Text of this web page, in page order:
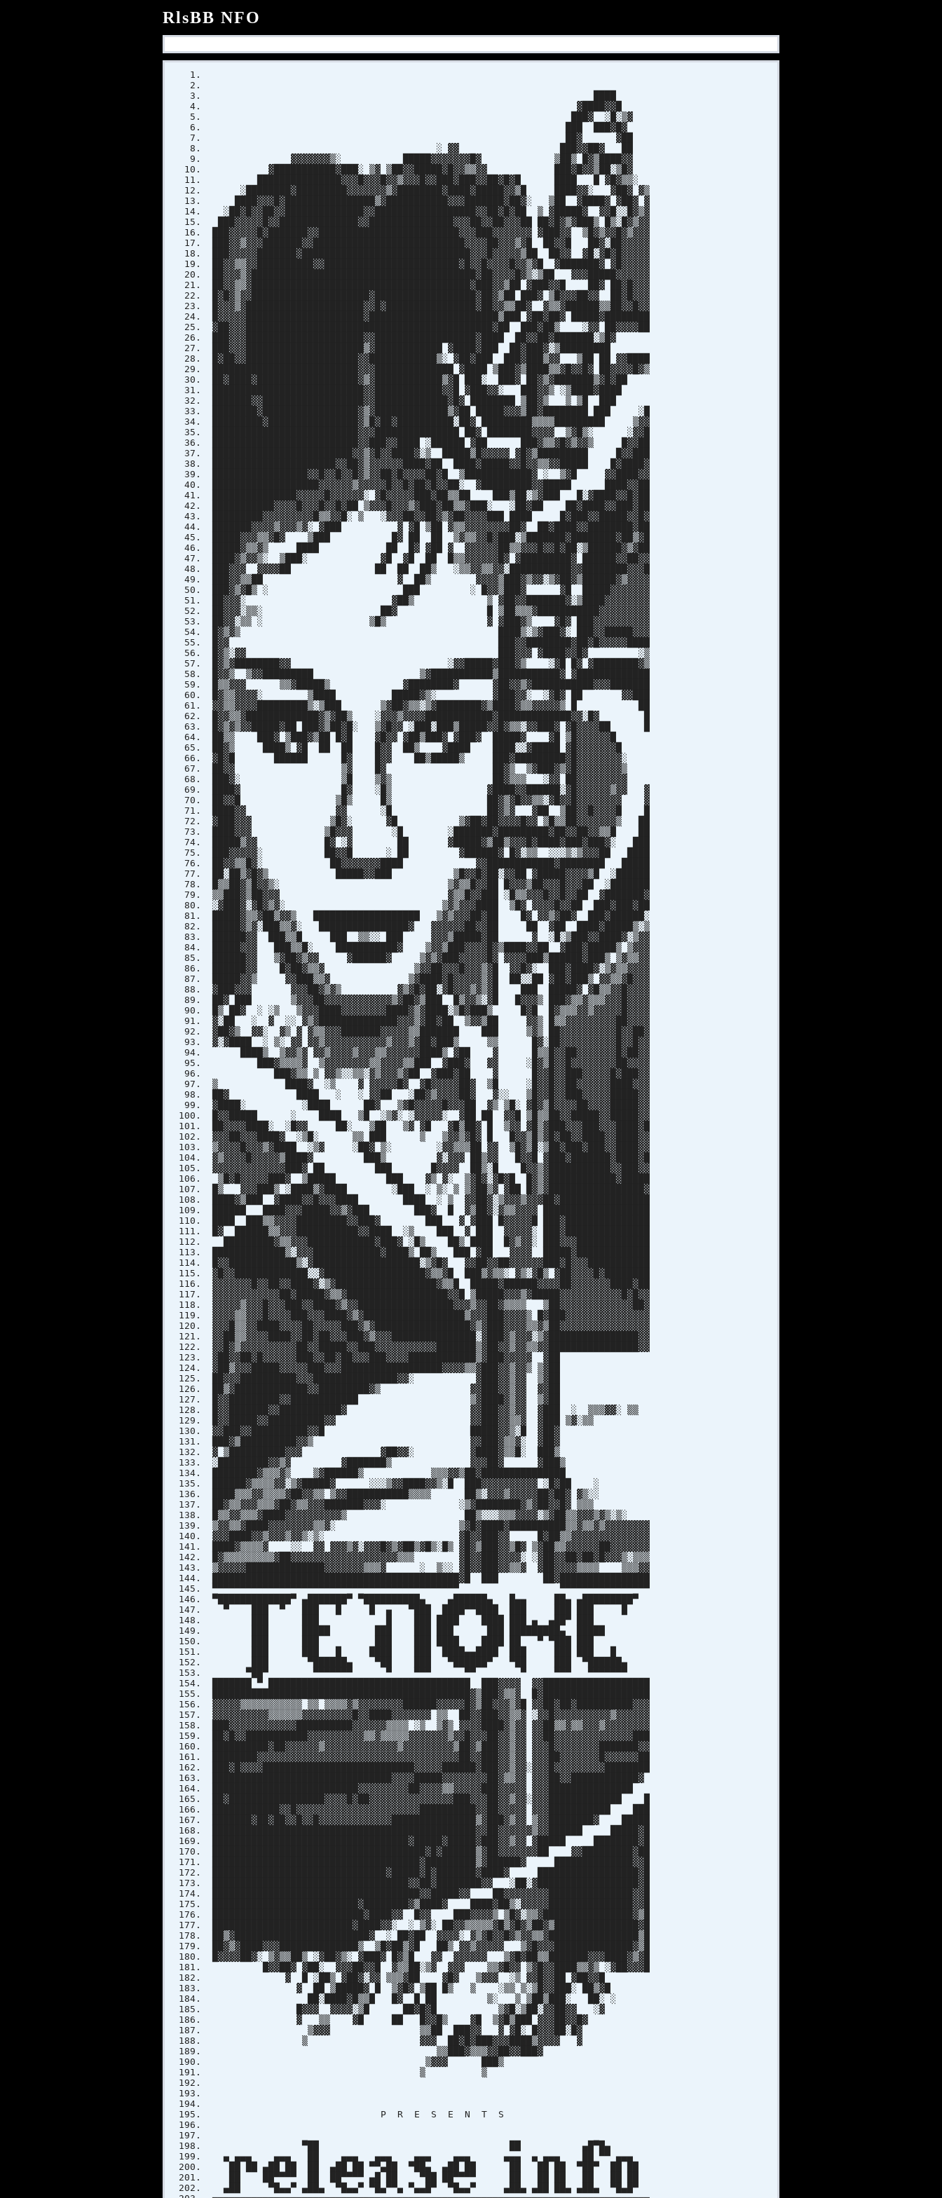
RlsBB NFO
▓████▓▓█
███▓ ░█░▒▓
███ ███▓█▓
██▓ ▓██
░ ▓▓ ███▓▓██▓ ██
▓▓▓▓▓▓▓▒░ █████▓▓▓▓▓▓▓█▓ ▒██▒ █▓▒████▓▓
▓███████████▓███░ ▒▓ ▒██▓▓█████▓█▓▓▒▒▓▓ ███▓█▓▓▒██░▒█▓
███████████████▓▓▓█▓▓▓█▓▓▒▓▓▓█▓▓███▓███▓▓██▓█▓█ ████ █ ▓█▓▒▒░
░████████▓█████████▓▓▓▓▓▓▓▒▓████████▓████▓█████▓▓▒█ ████▓▓░ ▓██▓ ▓▒
████▓▓▓█▓████████████████▒▓███████████▓▓▓███████▓██▓░ ▒██ ▓████▓ ▓██▓ ▓
░██▓█▓▓██▓▓██████████████▓▓██████████████████▓▓██▓█▓██ ▒ ▓█████▓ ▓▓█░░█▓▒▓
███▓▓▓▓▓█▓▓██████████████▓▓███████████████▓▓▓██▓▓██▓▓▓██ ██▓█▓▒▓███▒ █▒░█▓▒▓▓
███▓▓▓▓▓█▓███████▓▓█████████████████████████▓▓▓███▓▓▓▓▓▓▓ ▓███▓▓ ▒█▓▒▓▓█▓▒▓▓▓
███▓▓▒▓▓▓███████▓▓███████████████████████████▓▓▓▓██▓▓▓▒▓█ ██▓▓█ ██▓░██▓▓▓▓▓
███▓▓▓▓▓███████▓██████████████████████████████▓▓▓█▓▓▓▓▓▒██ ██▓▓ ▓█░▓█▓█▓▓▓▓▓
██▓▓▒▒▓▓██████████▓▓████████████████████████▓█▓▓█▓▓▓▓█▓▓▒▓█ ▓███████▓ ▓█▓▓▓▓▓
██▓▓▓▒▓████████████████████████████████████████▓██▓▓▓▓█▓▒░▒██ ▓▓▓█████▓▓▓▓▓▓
██▓▓▒▒▓███████████████████████████████████████▓███▓▓▒██ ▓███▓▓█ ██▓ ██▓█▓▓▓
█▓█▓▒▓▓█████████████████████▓██████████████████▓██▓▒██ ███▓ ▒█▓▓▓██▓▓ ██▓█▓▓▓
█▓▓▓▒▓█████████████████████▓▓█▓████████████████▓██▓▓▒▒██▓ ▓▒▒▓██████▒▒██▓▓█▓▓
█▓▓▓▓▓█████████████████████▓███████████████████████▒███ ▓██▓██▓ █████▓████████
▓██▓▓▓████████████████████████████████████████████▓██ ███▓██▒ ░▓▓ ██▓▓▓▓██
███▓▓▓█████████████████████▓▓██████████████████▓████ ██▓▓██▓███████░▒█▓
███▓▓▓█████████████████████▒▓████████████ ▓████▓███ ██▓███▓░▒█████████
█▓██▓▓████████████████████▓▓████████████▒░ ▓██▓███ ███▓███▒▓▓ ▒██ ██ ▓▓████
██████████████████████████▓▓▓██████████████ ▓████ ▒███▓▒████▒▒▓█▓▓█▓ ██▓▓▓▓█▓▒
██▓████▓██████████████████▓▒▓████████████▒▓█ ███░ ███▓ ██▓▒▓███████▒▓█▓██
███████████████████████████▓▓████████████▓▓█ ▓███▓▓░ ███▓▓▒ ░▒████▓████
███████▓▓██████████████████▓▓█████████████▓█▓ ████████ ▒██▓▒ ▒ ▒█ ███
████████▓█████████████████▓▒▓█████████████▒▓██ █████▓▓▓▒██▓████████ ███ ░█
█████████▓████████████████▓▒█▓██▓██████████░██▓ █████████▒▒▒▒█████████ ▒▓▓
██████████████████████████▓▓▓███████████████ ██▓ ████████▓▓▓▓ ▒▓█▒░ ░▓▓█
██████████████████████████▓▓███▓▓████ ░██████ ▓██ ███▓▒▒▓█▓▒▓▓▒ █▓▓██
█████████████████████████▓▓▒▓█▓▓████▓░▒ █████▒█▓▓▓▓▓ ▓█▓▒█████████ █▓▓███
██████████████████████▓▓██▓▒▓▓▓▓▓▓████▓██ ████▓█████▓▓█▓▓▒▒▓▓█████ █▓████▓
█████████████████▓▓█▓▓█▓▓█▓▒▓▓██▓█▓▓▓▓██▓█ ▒████████████▓ ░ ▒▓█ ▓▓████▓▓
███████████████████▓▓▓▓▓▓▒▓▓▓▓▓█▓▓█▓██▓█▓▓██░ ▓█████████▓▓█████ ████▓▓██
███████████████▓▓▓▓▓█▓▓▓▓▓▓░ ▓█▓▓▓▓▓███▓██▒▒██ ███▒██░▒▓███ █░▓████▓▓█▓██
███████████▓▓▓▓█▓▓▓█▓▓█▓██ ▒▓▓▓█▓▓▓▒▓███▓██▒▒▓███░ ░██▓██ ██▓████▓▓███▓██
█████████▓▓▓▓▓▓▓▓▓█▒▒▓▓█░ ▒ ░▓▓▓██▓▓██▓▒▓██▓▓▓▓███ ████ █▓███▓▓█████▓▓█▓
███████▓▓▓▓▒▓▓▓▒▓░ ▓███ ▓ ▓█ ▒██ ▓▒▒▓▓▓▓▓▓▓▓██▓ ██▓████▓▓████████▓██
█████▓▓▓▒▒▓█▓ ▒███ █▓ ██ ██ ▒▓▒▒▓▓█▓███░▒███████▓████████▓██▒▓█
█████▓▒▒▓▒ ████ ██ █▓ ▓██ ▓ ▓▓▓▓▓▓██▒▒▓▓▓█▓▓█▓██░▒██████▓▒▓██
████▓▒▓▓▒░ ▒███░ ▓█ ▓█ ██ █▒▒▓▓▓▓▓▓█▓ ▓█████████▓ ██████▓▓██▓▓
███▓▓▓ ▓▓▓▓██ ██ ██ ██▒ ░▒▒▓▓▒▒▓▓░███████████▓▓████████▓▓▓█
███▓▓▒▒██ ▓ ██▒ ▓▓▓▓▒███▓▒▓▓░▒▓██▓▒██████▓▒▓▓▓▓
███▓▒▓█▒ ░ ███ ░ █▓▓▒███▓ ▓█ █████▓▓▓▓▓▓▓
██▓▓▓░ ▓██▒ ▒ ▓██▓▓███████▓░▒████▓▓▓▓▓▓▓▓
██▓▓▓░▒▒░ ██▓ █ ▒██▒▒▒▓███████████▓▓▓▓▓▓▓▓▓
██▓▓░▒▒ ░ ▒█▒ ▓ ▓███▓▒ ▓█▓ ███▓▓▓▓▓▓▓▓▓▓
█▓▒▓▒ ████▒░▒▓███▓░ ███▓▓█████▓▓▓
█▓▓ ███▓▓████████▓██▓█▓▓▓▓▓████
█▓▒░▓▓ ███▓▓▓ ▓████▓▓█▓ ░▒
█▓▒▓████████▓▓ ░▓▓█████▓███▓▒ ░▓█ █▓ ▓████████▓▒
█▓▓▒ ▒▓▓█████████ ▒▓███████████▒███████████▓ ▓█████████████
█▒▒▓▓▓ ▒▒▓█████▒ ▓████████▓ ▓██▓▓▒▓███████████▓▓▓███████
█▓▒▒▓▓▓▓░ ▒████ █████▓▒░ ▓███▓▓░ ░▓█▓ ██ ▓▓███
▓▓▒▒▓▓▓▓█████████▒░▒███ ▒▓██▓▒▒░▒▓████████▓▒████▓▒▒▓▓▓▓▓▒ █ ██
█▓▓▒▒▓█████████████▓▒▓██▒ ░▓▓▓▒▓▓▓▓████████████▓█████████████▓▓░█▓ █
█▓▒▓▒▓▓█████▓██ ███▓▒██▓█░ ▒▓█▓▓ ░███░███▒█████▓▓█▓▒▒░▓▓███▓ ▓█▓▓▓▓██ █
██▒▒ ███▓ ▒███▓▒██ █▓█ ▓█▓▓ ▓██▒███▓ ▓███▓ █████▓ ▓█ ▒█▓▓▓▓▓▓█
██▓▒ ████▒ ▓█ ██ ██ █▓▓ ██▒ ▓████ ████░░▓█████ ▓█▓▓▓▓▓▓▓█
▓█▓█ ██████ █▓ █▓▓ ██▒█████▒ ███▓█████████▓█▓▓▓▓▓▓▓▓░
██▓▓ ▒▓ █▓ ██▓▒ ▒▓███▓▒▓█▓▓▓▓▓▓▓▓▒
███▓░ ▒█ ▒▓▒ ██▓▒▒▒ ░▓▓ ██▓▓▓▓▓▓▓▓▓
████▓ █▓ ░█▒ ▓████▓▓██████░▓█▓▓▓▓▓▓▒▓▓ ▓
██▓▓█ ▒█▒ █▒ ██▓▒▓█▓▓▒▒░▓█▓▓█▓▓▓▓▓▓▓▓ ▓
████▓▓ ▓▓ ░█ ██▓▒▓ ▓██ ▒██▓▓█▓▓▓▓█ █
▓███▓▓▓ ▒█▓░ ▓█ ▒▓██▓██▓▓▓▓█▓▓ ▒█▒▒██▓▓▓▓▓▓▓▒ ██
████▓▓▓ ▒█▓▓▓ ░█ ░███████▓█████████▓██▓▓██▓▓▒▒█ ██
█████▒▓▓ █▓ ░▓ ██ ▓█████▓▒██▒▓▓▓█▓████▓███▓███▓░ ███
███▓▓▓▓▓░ ██▓▓█ ░ ██ ▓██████▓ █▓░▒▒ ░░░▒░▒▓▓▓██ ████
██▓▓▒▒█▓░ ██▓▓▓▓▓▓▓████ ▓▓████████████▓████████ █████
██░██▒▓█▓▒ █████▓▓███ ▒█▓▓█▓██░▓▓██ ▓█████▓▓▓▓▒█ ░██████
█▒▒██▓▒█▓▓▒░ ▒▓▒▒█▓▓██ █▓▓▓▒██▓▓▓█▓▓▓██ ░███████
▒▒███▓▒██▓▓▓ ▓▒▒█▓▓███ ░█▒▒▓▓▓█▓▓█▓▓██ ▓███████▓
░▓███▓░▓█▓▒▓░ ▒▓▒▓▓▓████ ▒█▓ ▓▓▓▓█▓▓██ ███▓███▓██
█████▓▒▒▓██▒▓▓▒ ███████████████████ ▒▓▒▓▓▓██▓██ █▓ ▓▓▒▓██▓ ███▓██████░
█████▓▒▓░███▒▒▓░ ████████████████▓ ▓▓▓▓▓▓██▓▓██ ██ ▓██ ████▓█████▒░▒
██████▓▓ ███▒▒█ ███ ▒▒░░ ███ ▓▓▓▒█████▓██ ▓ ░█░▒███▓▓████▓░▒▓▓
█████▓▓▓ ███▒▒█░ ███████████▓ ▒▓▓▒███▓▓▓▓█▓▒████▓▓██ ▓███▓█████▒ ▒▓▓▓
██████▓▓ ▒▓██▓▒▓▓ ▓██████▓ ▒▓▒▓███▓▓▓▓▓█▓ ▓▓▓▓███▒██████▓███▒ ▒▓▒▒▓▓
██████▓▓ █▓██▓▒▒▓ ▒▓▓██▓▓▓█▓▓▓▒▓█ ▓▓█▓░ ███▓████▓░▒▓▒▒▓▓▓▓
█████▓▓▒ ▓▓███▒▒▓ ▒▓████▓█▓▓▓▓▓▒▓█ ██░░██ ▓██▓███▒ ▓▓▒▒▓█▓▓▓
▓███▓▓▓ ▓▓▓██▓▒▓▒ ▓▒▓█▓██░▓█▓▓▓▒▓▒▓█ ███ █████▓ ▓█▒▒▓▓█▓▓▓▓
██▓ ███ ▒▓▓▓██▓▓▓▓▓▓▓▓▓▓▓▓▒▓██▓▒███ █▒▓▓▒░▓█ █▓▓▓▒ ███▓▒▒▓▒▒▒▓▓▓█▓▓▓▓
█▒ ██▓ ░ ░▒ ▒▓▓▓████▓▓▓▓▓▓▓▓████▓▒▓████░▒█▓███▒ █▓█ █▓▒▒▒▓▓▒▓▓▓▓▓█▓▓▓▓
▓░██ ░ ▓ ░░ ▓▒▓██████████████▓▓▓▒▓██▓██ ▒▓▓▒██ ▓▓▒ █▒▒▓▓▓▓▓▓▓▓▓██▓▓▓▓
▓██▓▒ ▓▓░ ▓▒ ▓ ▓▒▒▓▓▓███████▓▓▓▓▓▒▒███████ ███ ▒▓▒ ██▓▓▓▓▓▓▓▓▓▓█▓▓██▓
▓░▓████ ░ ▒░ ▓▓ ▓▓▒▓▓▓▓▓▓▓▓▓▓▓▒▓▓▓▒▓██▓███▒ ▒▒ █▓░██▓▓▓▓▓▓▓▓▓▓█▓▓█▓▓
████▒ ▒▓▓▒▓ ▓▓▒▓▓▓▓▒▓▓▓▒▒▓▓▓▓▓▓████▒ ▓██ ▓ █▒▒█▓▓██▓▓▓▓▓▓▓█▓██▓▓
███▓▒▒▒▒▓ ▒▓▓▓▓▓▓▓▓▒▒▓▓▓▓▒▒███ ▓███▓ ▓▓ ░█▓▒█▓▓█▓▓▓▓▓▓▓▓██▓▓▓▓
███▓▒▒ ▒ ▓▓▒░░▒▒░▓▒▓▓▓▒▓██ ▓███▓██ ▓ █▓▓█▓▓███▓▓▓▓▓█▓███▓▓
▒ ████▓ ░▒ ▓ ▓▓▓▓▓█▓ ▓█▓▓▓▓▓██▓ ▒█ ░█▓▓█▓▓██▓▓▓▓▓▓████▓▓▓
██▓ ████ ░ ░ ▓▓██ ░██▓▒▓▓▓▓██▓ ▓░░ ▒█▓▓█▓▓███▓▓▓▓▓█████▓▓
▓████░ ░████ ██▓ ▒▓█▓▓▓▓▓█▓▓▓██ ▓▒ ▒█░ ▓█▓▒█▓▓▓▓██▓▓▓▓█████▓▓
█▓▓█████ ░ ████ ▒█ ░▒▓░ ░▓▓▓▓▓░ ▓██ ██ ▓▓█ ▒█▒▒██▓▓█████▓▓█████▓▓
██▓▓▓▓████░ ░█▓▓ ██░ ▒██ ▒▓ ▓█ ▓█▒██▓ █ ▒▓▓ ▓█▒▓███▓▓▓███▓▓▓████▓█
▓▓▓██▓▓▓████▓ ░▒█░ ▒▒ ███ ▒ ▒▓▓▒▓█▓ █ █▓▓▒█▒▓█▓██▓▓████▓▓████▓▓
▒▓▓▓▓█▓▓▓▒▓████ ░▒▓ ░██▓ ▒░ ░▓▓▒▒▒██ ▓▓ ▒█▓▒█░▒██▓███▓███▓▓████▓▓
▓▒▓▓▓▓█▓▓▓▓▓▒████▓ ███▒ ▓░▓▓▓ ██▒▓▓ █▓▓█ ▓███▓███████▓████▓█
▓▓▓▓▓▓▓▓▓▓▓▓▓███▓ ██ ███ █▓▓▓▓ ██▒░█ █▓▓▒▓███████████▓▓███▓▓
▒█▓█▓▓▓▓▓███▓ ▒█████ ███ ▓▒ ▓░ ▒▓█▓░▓█▓█ █▓▒▓████████████▓█████
█▒ ▓▓▓███▒ ░████▒▓████ ░███ ░ ▒░ ▒ ▒▓██▒▓ ▓██ █▓▒▓█████████████████▓
████▓▒███ ▓████▓▓█▓▓▓████ ████ ░ ▒ ▓▓██▓░▒▓▓▓▒▓▓▓██▓████████████████
██████ ████▓▓▓█████▓▓▒▓███ ███▓ █ ▓▒██▓░▓▒▒▓▓▓▓ ███████████████████
████ ███▒▒▓▓▓▓█████████▓▓███▓ ███ ▓ ▓███ █▓▓▓▓▓█ ███▓███████████████
█▓ ██████▒▒▓▓▓███████████▓▓████ ░▒ ███ ▓ ███ ▓▓▓▓▓░ ███▓███████████████
█████████▓▒▒▓▓▓████████████▓███▓ ░█▒ ██▒ ████ █▓▒▓▓░ ███▓▓▓█████████████
█████████████▒░▓▓▓████████████▓████▒ ██▒ ███ ▓██ ▓▓▓▓ █████▓█████████████
█▓▓████████████▒░▓███████████████████░▒▓█▓ ▓▓██▓▓██▓▓▓▓▓▓███▓█▓▓▓███████████
▓█▓▓█████████████░░▓██████████████████▓▒▒▓█ ███▒▓▒▒░ ▓▒░▓█▒ ▓██▓▓▓▓█▓████████
▓▓▓▓▓▓▓█▓▓██▓▓████▓░▒▓██████████████████▓▒▒█ █████▓██████▓▓▓▓██▓▓▓▓▓▓▓████▓██
▓▓▓▓▓▓▓▓▓▓▓▓██▓█████▓▒▒▓██████████████████▓▓█ ▒█████▓▓▓▒▓█████▓▓▓▓▓▓▓▓▓▓▓█▓█▓▓
▓▓▓▓▓▒▓▓▓█▓▓▓███▓▓████▓▒▓▓█████████████████▓▓▓▒▓▓██▓▒▒▒▒ ▒██▓▓▓▓▓▓▓▓▓▓▓▓▓██▓
▓▓▓▓▒▒▓▓▓█▓▓▓▓███▓▓▓████▓▒▓██████████████████▒▓▓▓███▓▓▓▓▒ █▓███▓▓▓▓▓▓▓▓▓▓▓▓▓▓▓
▓▓▓█▒▒▓▓████▓▓▓▓██▓▓▓▓▓███▓▒▓█████████████████▓▒▓███▓▓▓▓▒▒▓▒██▓▓▓▓▓▓▓▓▓▓▓▓▓▓▓▓
▓▓██▒▒▓▓▓▓████▓▓██▓██▓▓▓███▓▒▓▓▓███████████████░▓███▓▒▓▓▓░▒▓████████████████▓▓
▓▓█▓▒▓▓▓▓▓▓▓▓▓▓██▓▓█████▓▓███▓▓▓▓▓▓▓▓▓▓▓███████▒▓██▓▓▒▓▓▒▒▓▓████████████████▓▓
▓██▓▓██▓█▓▓▓▓▓▓███▓▓██▓██▓▓▓███▓▓▓▓████████████▒▓███▓▓▓▓▓ ▓██
▓██▒▓▓▓█████▓▓▓▓▓███▓▓▓██████████████████▓▓▓▓▒▒▓███▓▓▒▓▓▒ ▒▓██
██▓▓▓██████████▓▓▓███████████████▓▓░ ▓███▓▓▒▓▓ ▒▓██
██▒▓█████████████▓▓█████████▓▒ ▓▓███▓▓▒▓▓ ▓▓██
█▓▓█████████▓▓████████████ ▒▓████▓▒▓▓ ▒▓██
█▓▓███████▓▓███████████▓ ▓▓███▓▓▒▓▓ ▓███ ░ ▒▒▒▓▓░ ▒▒
█▓▓█████▓▓██████████▓▓ ▓▓███▓▓▒▒▓ ▓███ ▒▓░▒▒
▓▓███▓▓██████████▓▓█ █████▓▓▒░█ ▓██▓
███▓▒██████████▓▓▒ ▓▓███▓▒▒▓░ ▓██▓
▓ ▒██████████▓▓▓ ▓██▓▓░ ▓████▓▒▒█░ ███▒
░█████████▓▓▒▓ ▓███████▒ ▓▓▓██▓ ▓███▒
████████▓▒▒▒▓▒ ▒▓██████▒ ▒▒▒▓▓▒██▓███████████████
██████▓▒▒▒▒▓▓░▒▓█████▓ ░░░▒▓▓████▓▓▒░█ ███▓▓▓▓▓▓▓▓▓▓ ░█▓██ ░
████▒▒▒▓▓▒▒▒▒▓██▓▓▒▒ ▒▓▓███████████▒▒▒▒ ██▒░▓▓▓▒▓▓▓▓▓██▓██▓ ▓▒░░
██▓▒▒▓▓▓▒▒▒▓██▓▒▒▓▓▓███████▓▓▓░ ░▒▓████████▓▒▓██▓▓█▓ ▒▒▒
█▒▒▓▓▒▒▒▓████▓▓▓▓▓▓▓▓▓▓▒ ██▒░░░▒▒▒▓▓▓▓░▒▓██▒▒▓▓▓▒▓▒░▒░
▒▓▓▒▒▓████▓▓▓▓▓▓▓▓▒▒▓░ ▒▓█▓████▓██████████▒▒▓▒▒▓▒▓▓▓▓▓▓▓▓
▓▓▓████▓▓▒▓▓▓▒▓▓▒░▒░ ▓█▓▓███▓▓ █▓██▒▒▓▓▓▓▓▓▓▓▓▓▓▓▓▓
████▓▒▒▒▒▓ ░░ ▓▓ ▓▓▓▒▓░▓▓▓█▓▒▓██▒▓█▒░█▒ ▓█▓▒███▓▓▒█▓ ▒▓██▒▒▓▓▓▓▓▓██▓▓▓▓▓▓▓
█▓▒▒▒▒▒▒▒▒▒▓██▓▓▓▓▓▓▓▓▓▓▓▓▓▓▓▓▓▓▓▒▒▒ ▓█▓▓███▓▓▓▓░ ░▓██▓▓██▓██▓█▓▓▓▒░▒▒▒
▒▓▓▓▓▓██████████████▓▓▓▓▓▓▓▒▒▒▓ ░ ▒░░ ▓█▓▓███▓▓▒▒▓ ▓██▓▓▓▓▒▒▒▒ ▒▒▒▓▓
████████████████████████████████████████████▓█ ███ ██▓████████████████
▀▀▀▀▀▀▀▀▀▀▀▀▀▀▀▀▀▀▀▀▀▀▀▀▀▀▀▀▀▀▀▀▀▀▀▀▀▀▀▀▀▀▀▀ ▀▀▀▀▀▀▀▀▀▀▀▀▀▀▀▀
▀█████████████▀ ▄███████▀ ▀██████████▄ ▄██████▄ █▄▄ ██▄ ▄█████████▀
▀ ███ ▀ ███ █ █ ▄ ▀███ ████▀▀████ ███ ███ ███ █
███ ███ █ ███ ████ ████ ███ ▄ ▄██▀ ███
███ █████ ███ ███ ███ ███ █████████▄ █████
███ ███ ███ ███ ████ ████ ██ ▀ ▀███ ███
███ ███ █ ████ ███ ████▄▄████ ███ ███ ███ █
███ ▀██████▄ ▀██ ███ ▀██████▀ ▀██ ███ ▀██████▄
▀██▀ ▀▀▀▀▀▀▀ ▀ ▀▀▀ ▀▀ ▀ ▀▀▀ ▀▀▀▀▀▀▀
███████ ▀ ████████████████████████████████████ ███▓▓▓▓ ▓▓███████████████████
██████████████████████████████████████████████▓▒███▓▒▒▓ █▓███████████████████
▓▓▓▓▓▒▒▒▒▒▒▒▒▒▒▒ ▒▒ ▒▒▒▒▓▒▓▓▓▓▓▓▓▓██████▓▓▓▓▓█▓▒██▓▓▓▒▓█ ▓▓██▓██▓██████████▓▓▓
▓▓▓▓▓▓▓▓▓▓▒▒▒▒▒▒▓▓▓▓▓▓▓▓▓█▓▓████▓▓▓▓▓▓▓ ▒▒ ██▓▓███▓▓▒▒▓ ░▓▓█▓▓▓▓▓▓▓▓▓▓▒▓▓▓▓▓▓
███▓▓▓▓▓▓▓▓▓▓▓▓██████████▓▓▓▓▓▓▒▒▒▒ ░▒ ▒▓▒ ▓▓▓▓████▓▒▓▓ ▓▓██▒▒▓▒▒▓▓▓▒▓▓▓▓▓▓▓▓
██▓█▓▓███████████▓▓▓▓▓▓▓▓▓▓▒▒▓▒▒▒▒▒▓▓▓▓▓▓▓▒▓▓█▓▓▓██▓▓▒▓▓ ▓▓██▓▓▓▓▓▓▓▓▓▓▓▓▓▓███
██████████▓██▓▓▓▓▓▓▒▓▓▓▓▓▓▓▓▓▓▓▓▓▒▓▓▓▓▓▓▓▓▓▒██▓▒███▓▓▒▓▓ ▓▓▓█▓▓▓▓▓▓▓▓███████▓▓
████████▓▓▓▓▓▓▓▓▓▓▓▓▓▓▓▓▓▓▓▓▓▓▓▓▓▓▓▓▓▓▓▓▓▓▓▓██▓▓███▓▓▒▓▓ ▓▓▓██▓▓▓▓▓▓▓█▓▓▓▓▓▓██
███▓█▓▓▓▓███████████████████████████▓▓▓▓▓██████▓███▓▓▒▓▓░▓▓▓█▓▓▓▓▓▓▓▓▓████████
████████████████████████████████▓▓▓▓█████▓▓▓▓▓▓▓▓██▓▒▒▓▓ ▓▓▓██▓▓████████████▓
██████████████████████████▓▓▓▓▓▓▓▓▓██▓▓▓▓▒▒▓▓▓▓▓███▓▓▓▓▓ ▓▓▓███████████████
██▓█████████████████▓▓▓▓█▓██▓▓▓▓▓▓▓▓▓▓▓▓▓▓▓███▓▓▓██▓▓▒▓▓░▓▓▓█████████████ █
████████████▓▓█▓▓▓▓▓▓▓▓▓▓▓▓▓▓▓▓▓▓▓▓▓▓██████████▓▓██▓▓▓▓▓ ▓▓▓███████████ ███
███████▓██▓██▓▓█▓▓█▓▓▓▓▓▓▓▓▓▓▓▓▓███████████████▒▓███▓▒▓▓ ▒▓▓████████▓ █████
███████████████████████████████████████████████▓▓██▓▓▓▓▓▓▒▓▓██████ █████▓█
███████████████████████████████████▓█████▓█████▓███▓▓▒▓▓ ▓█████ ████████▓█
██████████████████████████████████████▓█▓██████▒▓██▓▓▓▓▓▓▓██ ▓▓█████████▓██
█████████████████████████████████████▓█████████▒▓██████▓ ██████████████▓▓█
███████████████████████████████▓█████▓█▓███████▓████▓ ██████████████████▓█
███████████████████████████████████▓▓██▓████████▓▓ ░██░▓██████████████████▓█
█████████████████████████████████████▓▓█████▓▓ ██▓▓▓▓▓▓▓▓███████████████▓▓█
██████████████████████████▓████████▓▒████▓ ████▓██▒░▓▓▓▓▓███████████████▓▓█
███████████████████████████▓████▓▓ █▓▓ ███▓▓▓▓▒ ▒█▓░▒▒▓████████████████▓▒█
█████████████████████████▓████▓▓░ ░ ▒▓░ ██▓▓▒▒▒▒▒▓█▒▓█▓▒██▓▒███████████████▓█
██▒▓████████████████████████▓ ░ ██▓██ ▓▓▓▓░ ▓▒▓█▓▓█▓▒▓▓▒▒▓████████████████▒█
██▓▒▓████▓▓▓██████████████▒ ▒█▓██▒▓█ ██▒ ▓▓▒▓▓▓▓▓ ▒▓█▓▓▓██████████████▓▒█
█▓▓▓▓██▓░ ▒▓▒▒██▒ ░▓██▓▒░ ▓███▓ █▓▒█ ▓▓ ▓▓▓▓▓▓ ▒▓█▓██▒▒███████▓▓▓████▓▒▓█
█▓▓██▓ ▓██░ ▓▓▓██▓▓█ ▓▒▒██░▒▓ ▓▓▓ ▒▒▓█▓▓ ▒▓█▓▓████▒▒▓▒ ░▓██▓▓▓█
▓ █ ░██▒ ▓██▓░▓▓ ▒▒▒▓██ ▓█▓ ▒▓▓▓ ░▒ ▓▓█▓▓██ ▓██▓▓█
▓ ██ ▒█████▓ █ ▒▓█▓ ▒██ █▒ ▒ ░▒▒ ▒░▒█▓▓███░ ██▒▓█
██░████▓█▒▒█ █▓ █ ██ ▒░ ▒ ▒██▒███░ ██░ ░
█▓▓▓ ▓▓▓▓░▒█ ██▓█▓█ ▒▓█░▒██░▓▓██▓▓ ░▓
▓ ▒▒ ▓█ ██ █▓▓█▒ ▓█ ▒▓█▒███ ▓▓▓██▓▓█▓
▒▓▓▓ ▒▒██ ███▓▓ ▓ ▓█░ █▓▓▓██░█▓
▒ ▓▓▓ ██▓█▓███▓▓▓████▒▓▓▓▓ ▓
▒▒███▓▒▒▒▓▓██▓▓███▓
▒▓▓▓ ███▒
▒ ▒
P R E S E N T S
▀██ ██ ▄█▀█▄
▄ ▄▄▄ ▄▄▄ ██ ▄▄▄ ▄▄▄ ▄▄▄ ▄▄▄ ▄▄▄ ▄ ▄▄▄ ██ ▀▀ ▄▄▄
██ ██ ▄██ ██ ██ ▄██ ██ ▀▀▄██ ▀██▄ ▄██ ██ ██ ██ ██ ▀██▀ ██ ██
██ ██▀▀▀▀ ██ ██▀▀▀▀ ▄█ ██ ▀██ ██▀▀▀▀ ██ ██ ██ ██ ██ ██
▄██ ▀█▄▄▀ ▄██▄ ▀█▄▄▀ ▀█▄▀▀▄ ▀▄▄█▀ ▀█▄▄▀ ▄██▄ ▄██ ██▄ ▄██▄ ▀█▄█▀